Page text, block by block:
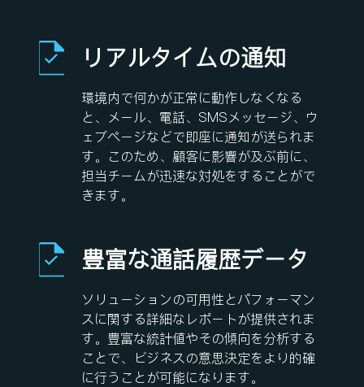
リアルタイムの通知
環境内で何かが正常に動作しなくなる
と、メール、電話、SMSメッセージ、ウ
ェブページなどで即座に通知が送られま
す。このため、顧客に影響が及ぶ前に、
担当チームが迅速な対処をすることがで
きます。
豊富な通話履歴データ
ソリューションの可用性とパフォーマン
スに関する詳細なレポートが提供されま
す。豊富な統計値やその傾向を分析する
ことで、ビジネスの意思決定をより的確
に行うことが可能になります。